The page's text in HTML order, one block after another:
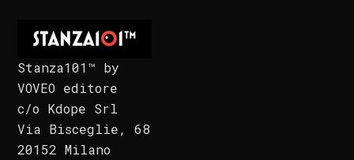
Stanza101™ by
VOVEO editore
c/o Kdope Srl
Via Bisceglie, 68
20152 Milano